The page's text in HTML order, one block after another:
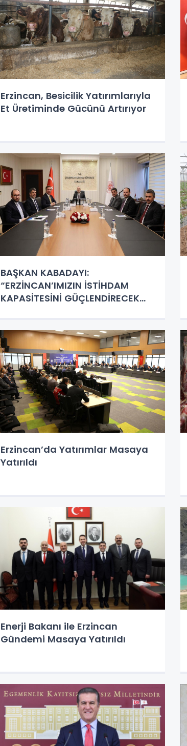
Erzincan, Besicilik Yatırımlarıyla
Et Üretiminde Gücünü Artırıyor
BAŞKAN KABADAYI:
“ERZİNCAN’IMIZIN İSTİHDAM
KAPASİTESİNİ GÜÇLENDİRECEK
Erzincan’da Yatırımlar Masaya
Yatırıldı
Enerji Bakanı ile Erzincan
Gündemi Masaya Yatırıldı